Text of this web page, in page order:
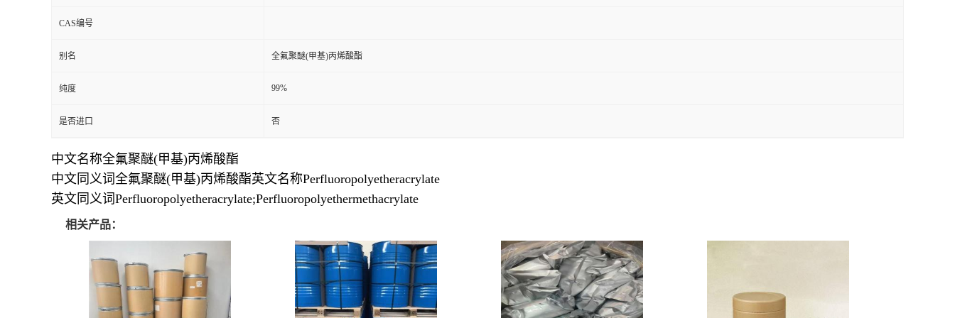
CAS编号
别名 全氟聚醚(甲基)丙烯酸酯
纯度 99%
是否进口 否
中文名称全氟聚醚(甲基)丙烯酸酯
中文同义词全氟聚醚(甲基)丙烯酸酯英文名称Perfluoropolyetheracrylate
英文同义词Perfluoropolyetheracrylate;Perfluoropolyethermethacrylate
相关产品：